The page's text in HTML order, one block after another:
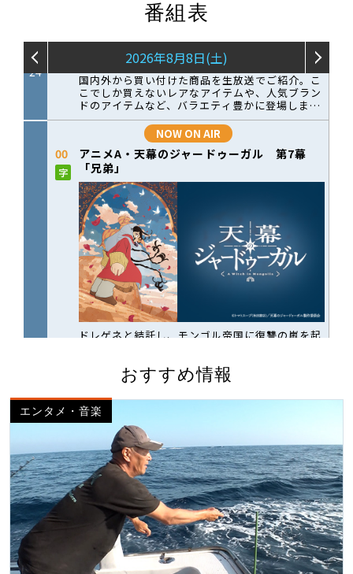
番組表
おすすめ情報
エンタメ・音楽